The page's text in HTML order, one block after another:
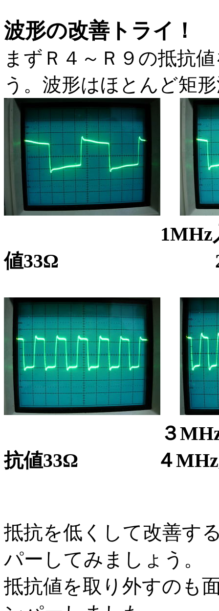
波形の改善トライ！
まずＲ４～Ｒ９の抵抗
う。波形はほとんど矩
1MHz入力
値33Ω 2MHz
３MHz入
抗値33Ω ４MHz
抵抗を低くして改善す
パーしてみましょう。
抵抗値を取り外すのも